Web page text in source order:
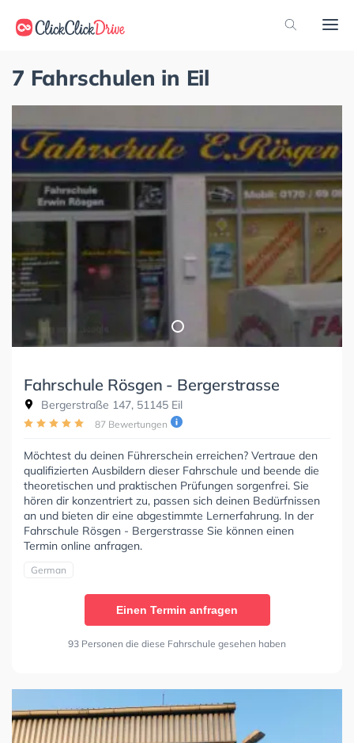
7 Fahrschulen in Eil
Fahrschule Rösgen - Bergerstrasse
Bergerstraße 147, 51145 Eil
87 Bewertungen
Möchtest du deinen Führerschein erreichen? Vertraue den
qualifizierten Ausbildern dieser Fahrschule und beende die
theoretischen und praktischen Prüfungen sorgenfrei. Sie
hören dir konzentriert zu, passen sich deinen Bedürfnissen
an und bieten dir eine abgestimmte Lernerfahrung. In der
Fahrschule Rösgen - Bergerstrasse Sie können einen
Termin online anfragen.
German
Einen Termin anfragen
93 Personen die diese Fahrschule gesehen haben